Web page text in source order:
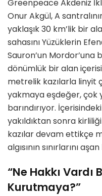
Greenpeace Akdeniz
Onur Akgül, A
yaklaşık 30 km’lik bir
sahasını Yüzüklerin
Sauron’un Mordor’una
dönümlük bir alan
metrelik kazılarla linyit
yakmaya eşdeğer, çok
barındırıyor.
yakıldıktan sonra
kazılar devam ettikçe
algısının sınırlarını
“Ne Hakkı Vardı
Kurutmaya?”